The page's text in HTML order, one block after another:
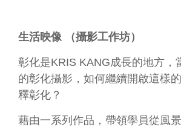
訊
全
告
生活映像 （攝影工作坊）
彰化是KRIS KANG成長的地方，
的彰化攝影，如何繼續開啟這樣
釋彰化？
藉由一系列作品，帶領學員從風